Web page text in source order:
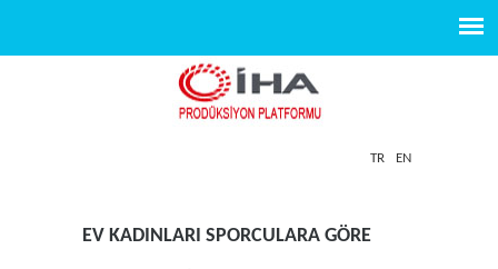
TR EN
EV KADINLARI SPORCULARA GÖRE